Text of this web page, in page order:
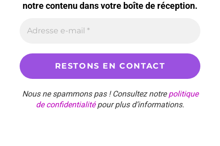
notre contenu dans votre boîte de réception.
Nous ne spammons pas ! Consultez notrepolitique
de confidentialitépour plus d’informations.